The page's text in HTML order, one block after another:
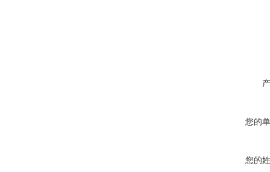
您的
您的